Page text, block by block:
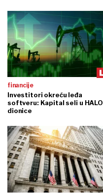
financije
Investitori okreću leđa
softveru: Kapital seli u HALO
dionice